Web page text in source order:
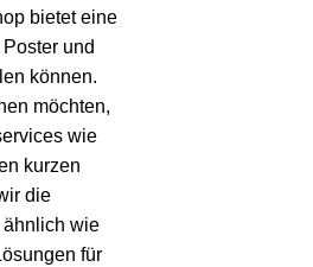
bietet eine
und
können.
möchten,
wie
kurzen
die
ähnlich wie
für